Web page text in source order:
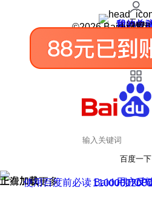
我的关
我的收
皮肤中
用户反
设置
©2026 Baidu 使
百度一下
正在加载
上滑加载更多 用户反
使用百度前必读 Baidu 京ICP
京公网安备